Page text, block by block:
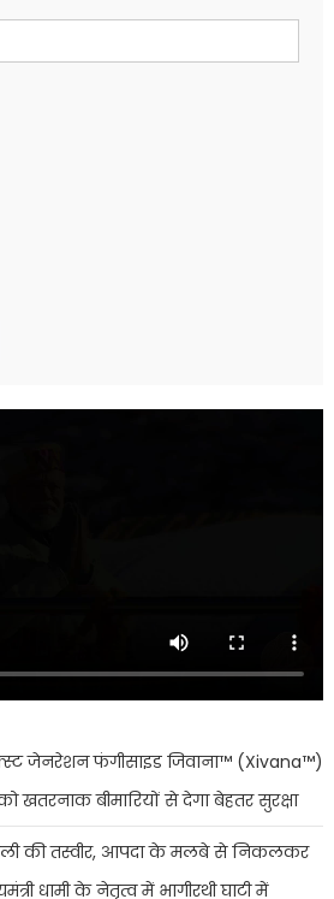
जेनरेशन फंगीसाइड जिवाना™️ (Xivana™️)
खतरनाक बीमारियों से देगा बेहतर सुरक्षा
की तस्वीर, आपदा के मलबे से निकलकर
धामी के नेतृत्व में भागीरथी घाटी में